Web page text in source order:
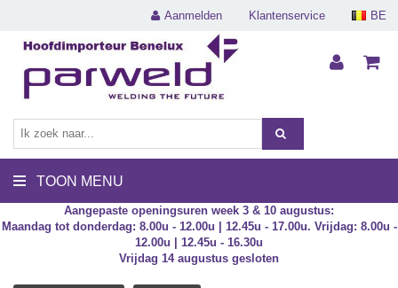
BE
Klantenservice
Aanmelden
TOON MENU
Aangepaste openingsuren week 3 & 10 augustus:
Maandag tot donderdag: 8.00u - 12.00u | 12.45u - 17.00u. Vrijdag: 8.00u -
12.00u | 12.45u - 16.30u
Vrijdag 14 augustus gesloten